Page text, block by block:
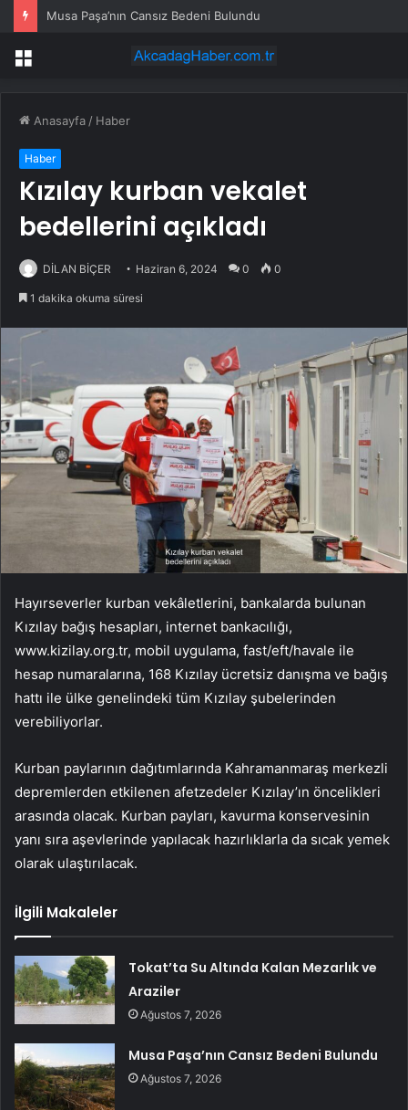
Musa Paşa’nın Cansız Bedeni Bulundu
Menü
Anasayfa / Haber
Haber
Kızılay kurban vekalet
bedellerini açıkladı
DİLAN BİÇER Haziran 6, 2024 0 0
1 dakika okuma süresi
Hayırseverler kurban vekâletlerini, bankalarda bulunan
Kızılay bağış hesapları, internet bankacılığı,
www.kizilay.org.tr, mobil uygulama, fast/eft/havale ile
hesap numaralarına, 168 Kızılay ücretsiz danışma ve bağış
hattı ile ülke genelindeki tüm Kızılay şubelerinden
verebiliyorlar.
Kurban paylarının dağıtımlarında Kahramanmaraş merkezli
depremlerden etkilenen afetzedeler Kızılay’ın öncelikleri
arasında olacak. Kurban payları, kavurma konservesinin
yanı sıra aşevlerinde yapılacak hazırlıklarla da sıcak yemek
olarak ulaştırılacak.
İlgili Makaleler
Tokat’ta Su Altında Kalan Mezarlık ve
Araziler
Ağustos 7, 2026
Musa Paşa’nın Cansız Bedeni Bulundu
Ağustos 7, 2026